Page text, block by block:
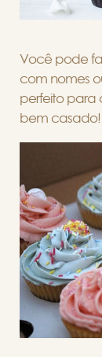
Você pode
com nomes
perfeito para
bem casado!